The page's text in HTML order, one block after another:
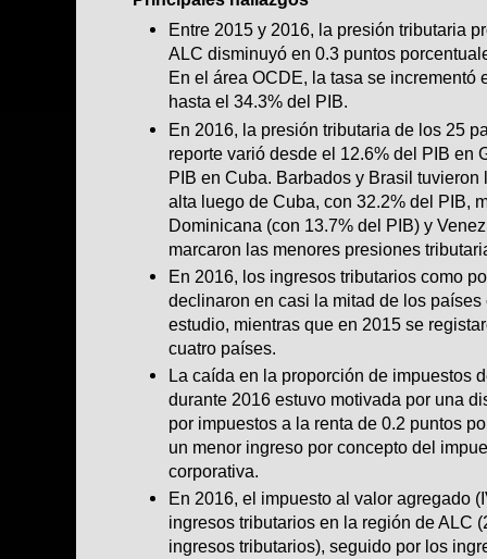
Entre 2015 y 2016, la presión tributaria
ALC disminuyó en 0.3 puntos
En el área OCDE, la tasa se incrementó
hasta el 34.3% del PIB.
En 2016, la presión tributaria de los 25
reporte varió desde el 12.6% del PIB en
PIB en Cuba. Barbados y Brasil tuvieron
alta luego de Cuba, con 32.2% del PIB,
Dominicana (con 13.7% del PIB) y
marcaron las menores presiones
En 2016, los ingresos tributarios como
declinaron en casi la mitad de los
estudio, mientras que en 2015 se
cuatro países.
La caída en la proporción de impuestos
durante 2016 estuvo motivada por una
por impuestos a la renta de 0.2 puntos
un menor ingreso por concepto del
corporativa.
En 2016, el impuesto al valor agregado
ingresos tributarios en la región de ALC
ingresos tributarios), seguido por los